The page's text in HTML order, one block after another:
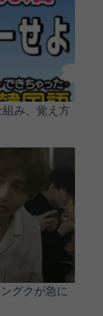
組み、覚え方
グクが急に